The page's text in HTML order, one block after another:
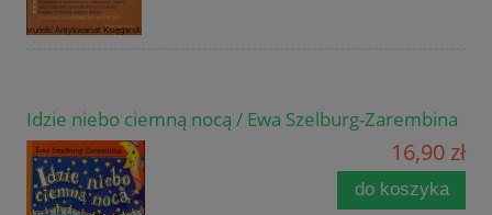
Idzie niebo ciemną nocą / Ewa Szelburg-Zarembina
16,90 zł
do koszyka